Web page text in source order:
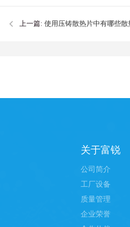
上一篇: 使用压铸散热片中有哪些散
关于富锐
公司简介
工厂设备
质量管理
企业荣誉